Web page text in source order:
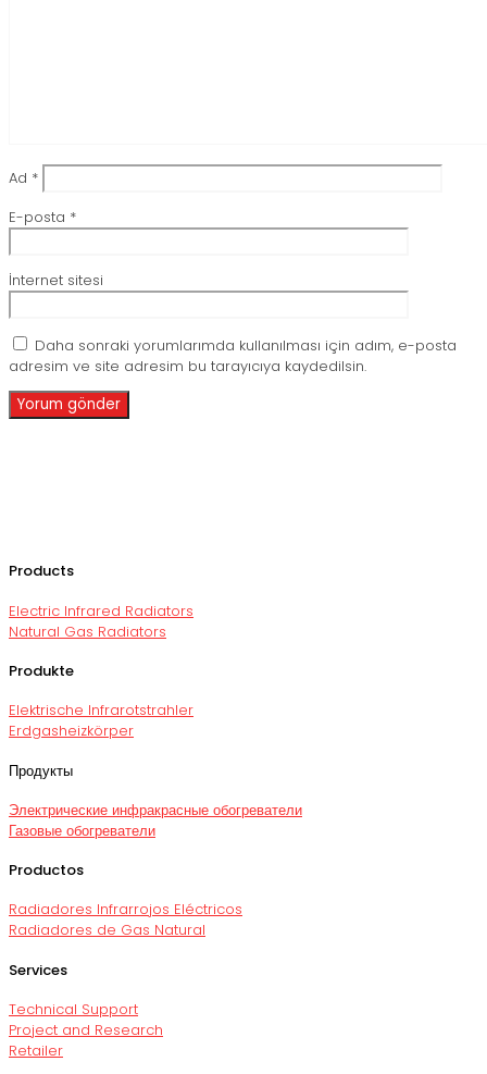
Ad *
E-posta *
İnternet sitesi
Daha sonraki yorumlarımda kullanılması için adım, e-posta
adresim ve site adresim bu tarayıcıya kaydedilsin.
Products
Electric Infrared Radiators
Natural Gas Radiators
Produkte
Elektrische Infrarotstrahler
Erdgasheizkörper
Продукты
Электрические инфракрасные обогреватели
Газовые обогреватели
Productos
Radiadores Infrarrojos Eléctricos
Radiadores de Gas Natural
Services
Technical Support
Project and Research
Retailer